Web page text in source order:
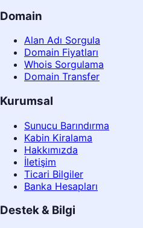
Domain
Alan Adı Sorgula
Domain Fiyatları
Whois Sorgulama
Domain Transfer
Kurumsal
Sunucu Barındırma
Kabin Kiralama
Hakkımızda
İletişim
Ticari Bilgiler
Banka Hesapları
Destek & Bilgi